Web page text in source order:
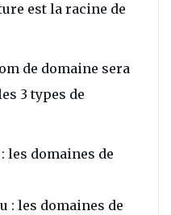
est la racine de
de domaine sera
3 types de
les domaines de
: les domaines de